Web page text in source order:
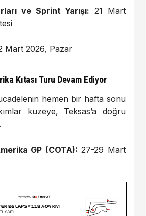
ve Sprint Yarışı: 21 Mart
Mart 2026, Pazar
Kıtası Turu Devam Ediyor
hemen bir hafta sonu
kuzeye, Teksas’a doğru
GP (COTA): 27-29 Mart